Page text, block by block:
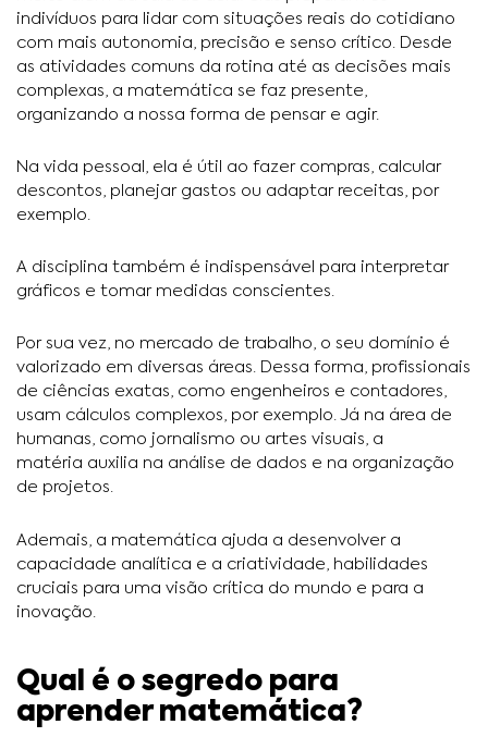
indivíduos para lidar com situações reais do cotidiano
com mais autonomia, precisão e senso crítico. Desde
as atividades comuns da rotina até as decisões mais
complexas, a matemática se faz presente,
organizando a nossa forma de pensar e agir.
Na vida pessoal, ela é útil ao fazer compras, calcular
descontos, planejar gastos ou adaptar receitas, por
exemplo.
A disciplina também é indispensável para interpretar
gráficos e tomar medidas conscientes.
Por sua vez, no mercado de trabalho, o seu domínio é
valorizado em diversas áreas. Dessa forma, profissionais
de ciências exatas, como engenheiros e contadores,
usam cálculos complexos, por exemplo. Já na área de
humanas, como jornalismo ou artes visuais, a
matéria auxilia na análise de dados e na organização
de projetos.
Ademais, a matemática ajuda a desenvolver a
capacidade analítica e a criatividade, habilidades
cruciais para uma visão crítica do mundo e para a
inovação.
Qual é o segredo para
aprender matemática?